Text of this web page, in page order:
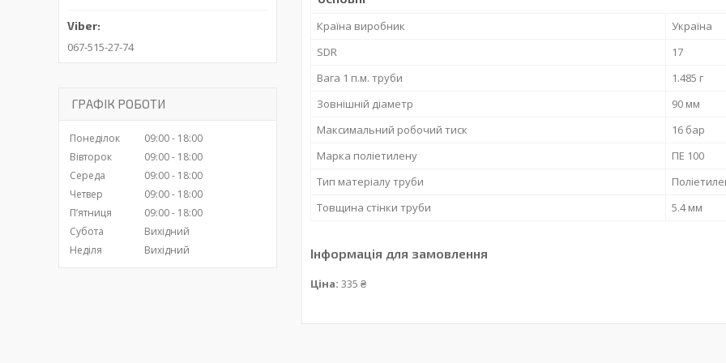
Країна виробник
Україна
SDR
17
Вага 1 п.м. труби
1.485 г
Зовнішній діаметр
90 мм
Максимальний робочий тиск
16 бар
Марка поліетилену
ПЕ 100
Тип матеріалу труби
Товщина стінки труби
5.4 мм
Інформація для замовлення
Ціна: 335 ₴
067-515-27-74
ГРАФІК РОБОТИ
Понеділок 09:00
18:00
Вівторок
09:00
18:00
Середа
09:00
18:00
Четвер
09:00
18:00
Пʼятниця
09:00
18:00
Субота
Вихідний
Неділя
Вихідний